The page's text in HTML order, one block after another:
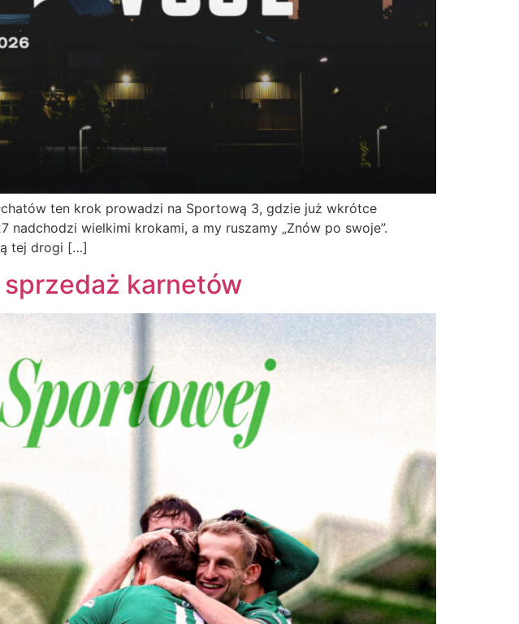
ten krok prowadzi na Sportową 3, gdzie już wkrótce
wielkimi krokami, a my ruszamy „Znów po swoje”.
tej drogi […]
karnetów